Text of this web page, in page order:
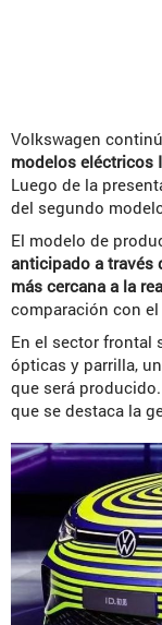
Volkswagen
modelos eléctricos
Luego de la
del segundo
El modelo de
anticipado a través
más cercana a la
comparación con
En el sector frontal
ópticas y parrilla,
que será
que se destaca la